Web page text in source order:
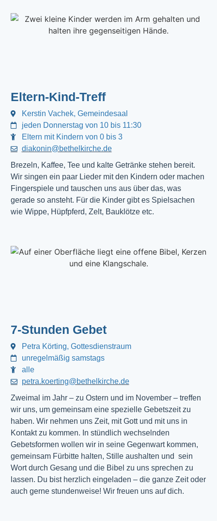
Eltern-Kind-Treff
Kerstin Vachek, Gemeindesaal
jeden Donnerstag von 10 bis 11:30
Eltern mit Kindern von 0 bis 3
diakonin@bethelkirche.de
Brezeln, Kaffee, Tee und kalte Getränke stehen bereit.
Wir singen ein paar Lieder mit den Kindern oder machen
Fingerspiele und tauschen uns aus über das, was
gerade so ansteht. Für die Kinder gibt es Spielsachen
wie Wippe, Hüpfpferd, Zelt, Bauklötze etc.
7-Stunden Gebet
Petra Körting, Gottesdienstraum
unregelmäßig samstags
alle
petra.koerting@bethelkirche.de
Zweimal im Jahr – zu Ostern und im November – treffen
wir uns, um gemeinsam eine spezielle Gebetszeit zu
haben. Wir nehmen uns Zeit, mit Gott und mit uns in
Kontakt zu kommen. In stündlich wechselnden
Gebetsformen wollen wir in seine Gegenwart kommen,
gemeinsam Fürbitte halten, Stille aushalten und sein
Wort durch Gesang und die Bibel zu uns sprechen zu
lassen. Du bist herzlich eingeladen – die ganze Zeit oder
auch gerne stundenweise! Wir freuen uns auf dich.